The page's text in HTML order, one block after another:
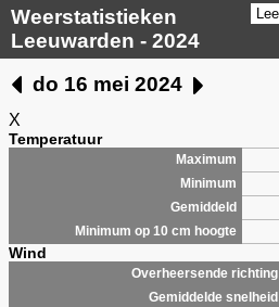
Weerstatistieken
Leeuwarden - 2024
do 16 mei 2024
X
Temperatuur
Maximum
Minimum
Gemiddeld
Minimum op 10 cm hoogte
Wind
Overheersende richting
Gemiddelde snelheid